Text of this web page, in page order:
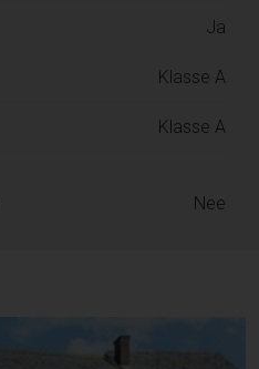
Ja
Klasse A
Klasse A
Nee